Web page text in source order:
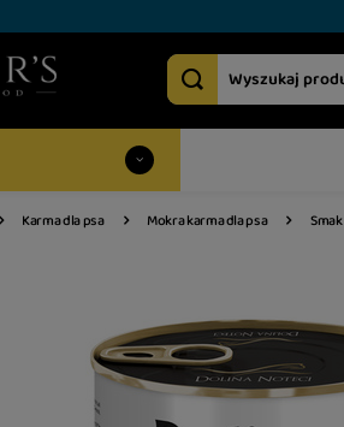
Karma dla psa Mokra karma dla psa Smak